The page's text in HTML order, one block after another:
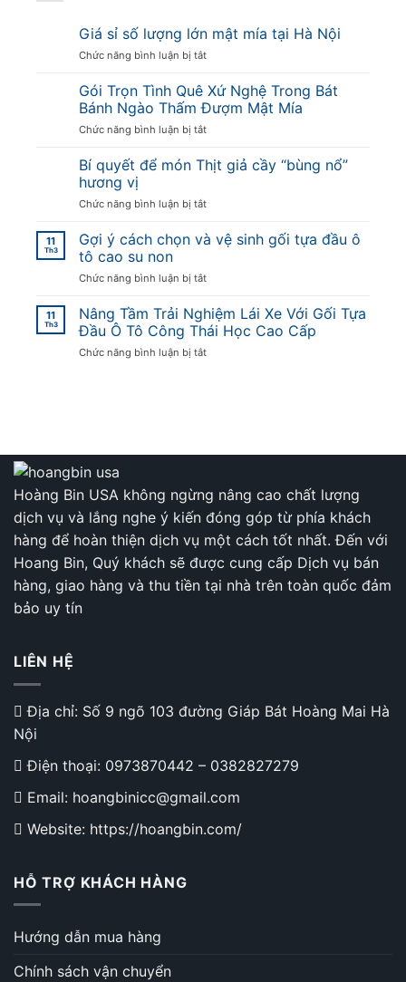
460.000 ₫
Giá sỉ số lượng lớn mật mía tại Hà Nội
Chức năng bình luận bị tắtở
sỉ
số
lượng
lớn
mía
Nội
Gói Trọn Tình Quê Xứ Nghệ Trong Bát
Bánh Ngào Thấm Đượm Mật Mía
Chức năng bình luận bị tắtở
Trọn
Tình
Xứ
Trong
Ngào
Đượm
Mật
Bí quyết để món Thịt giả cầy “bùng nổ”
hương vị
Chức năng bình luận bị tắtở
quyết
để
Thịt
cầy
“bùng
hương
11
Th3
Gợi ý cách chọn và vệ sinh gối tựa đầu ô
tô cao su non
Chức năng bình luận bị tắtở
ý
cách
chọn
và
su
non
11
Th3
Nâng Tầm Trải Nghiệm Lái Xe Với Gối Tựa
Đầu Ô Tô Công Thái Học Cao Cấp
Chức năng bình luận bị tắtở
Tựa
Đầu
Ô
Tô
Công
Thái
Học
Hoàng Bin USA không ngừng nâng cao chất lượng
dịch vụ và lắng nghe ý kiến đóng góp từ phía khách
hàng để hoàn thiện dịch vụ một cách tốt nhất. Đến với
Hoang Bin, Quý khách sẽ được cung cấp Dịch vụ bán
hàng, giao hàng và thu tiền tại nhà trên toàn quốc đảm
bảo uy tín
LIÊN HỆ
Địa chỉ: Số 9 ngõ 103 đường Giáp Bát Hoàng Mai Hà
Nội
Điện thoại: 0973870442 – 0382827279
Email: hoangbinicc@gmail.com
Website: https://hoangbin.com/
HỖ TRỢ KHÁCH HÀNG
Hướng dẫn mua hàng
Chính sách vận chuyển